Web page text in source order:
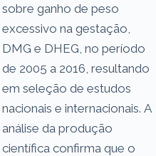
sobre ganho de peso
excessivo na gestação,
DMG e DHEG, no período
de 2005 a 2016, resultando
em seleção de estudos
nacionais e internacionais. A
análise da produção
científica confirma que o